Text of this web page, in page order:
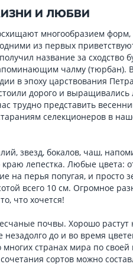
И ЛЮБВИ
многообразием форм,
из первых
название за сходство
чалму (тюрбан).
в эпоху царствования
дорого и выращивались
трудно представить
селекционеров в
звезд, бокалов, чаш,
лепестка. Любые цвета:
на перья попугая, и просто
всего 10 см. Огромное
что хочется!
почвы. Хорошо растут
незадолго до и во время
странах мира по своей
сортов можно